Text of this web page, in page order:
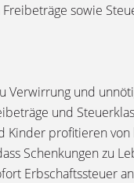
sowie
und
und
Kinder profitieren
Schenkungen zu
Erbschaftssteuer